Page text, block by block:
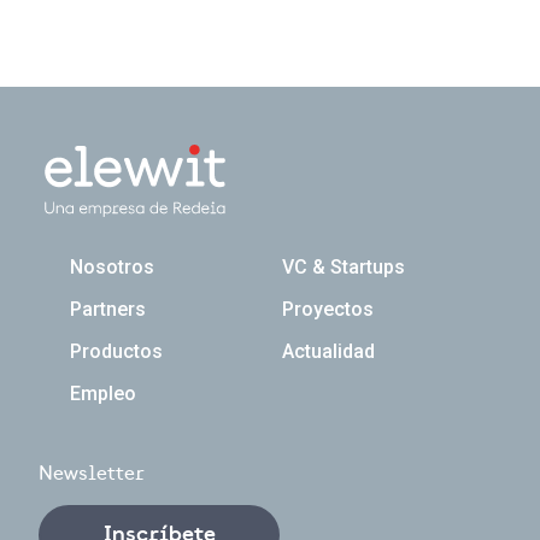
Navegación principal
Nosotros
VC & Startups
Partners
Proyectos
Productos
Actualidad
Empleo
Newsletter
Inscríbete